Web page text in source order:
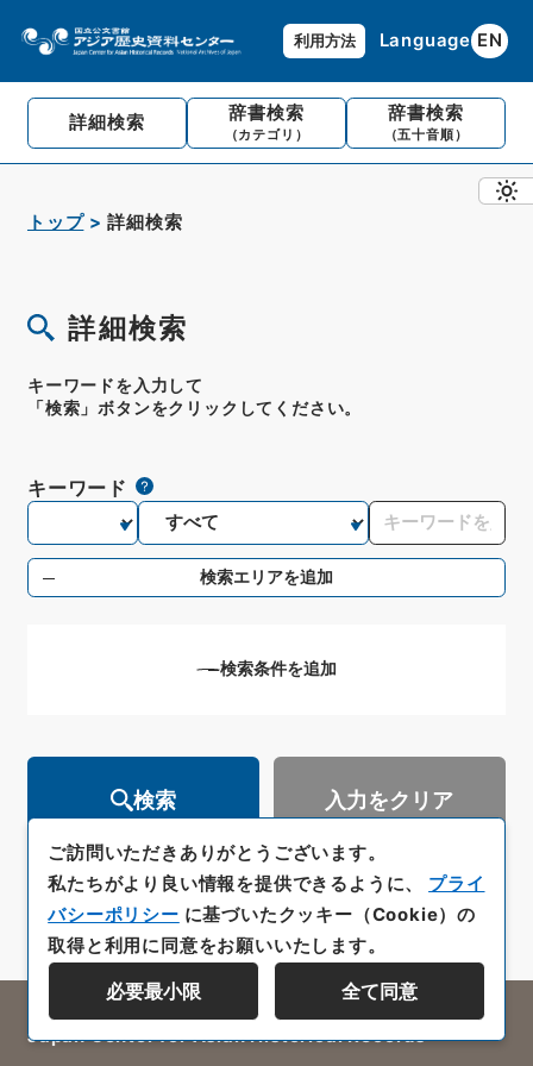
利用方法 Language EN
詳細検索 辞書検索
（カテゴリ）
辞書検索
（五十音順）
トップ 詳細検索
詳細検索
キーワードを入力して
「検索」ボタンをクリックしてください。
キーワード
検索ロジック 検索範囲 キーワード
検索エリアを追加
検索条件を追加
検索 入力をクリア
All rights reserved/Copyright©
Japan Center for Asian Historical Records
ご訪問いただきありがとうございます。
私たちがより良い情報を提供できるように、 プライ
バシーポリシー に基づいたクッキー（Cookie）の
取得と利用に同意をお願いいたします。
必要最小限 全て同意